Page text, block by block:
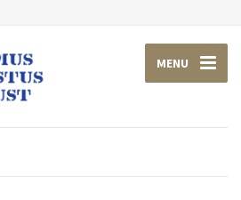
MENU